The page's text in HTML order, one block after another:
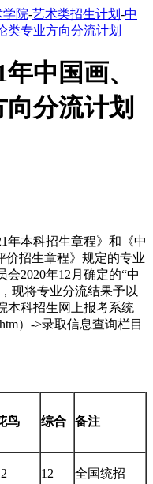
学院-艺术类招生计划 -中
类专业方向分流计划
中国画、
分流计划
年本科招生章程》和《中
价招生章程》规定的专业
2020年12月确定的“中
现将专业分流结果予以
本科招生网上报考系统
）->录取信息查询栏目
鸟 综合 备注
12 全国统招